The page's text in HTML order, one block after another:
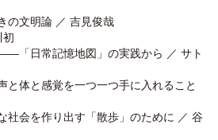
文明論 ／ 吉見俊哉
初
「日常記憶地図」の実践から ／ サト
体と感覚を一つ一つ手に入れること
社会を作り出す「散歩」のために ／ 谷